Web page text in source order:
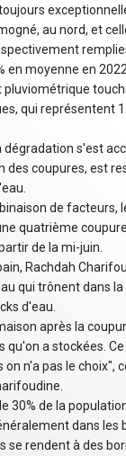
au nord, et
en moyenne en
pluviométrique
qui représentent
dégradation s'est
des coupures, est
de facteurs,
quatrième
de la mi-juin.
Rachdah
qui trônent dans la
d'eau.
après la
qu'on a stockées.
on n'a pas le choix",
30% de la
dans les
se rendent à des